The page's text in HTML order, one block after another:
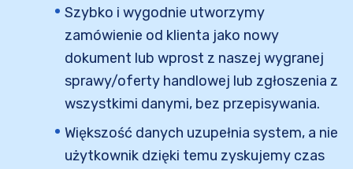
Szybko i wygodnie utworzymy
zamówienie od klienta jako nowy
dokument lub wprost z naszej wygranej
sprawy/oferty handlowej lub zgłoszenia z
wszystkimi danymi, bez przepisywania.
Większość danych uzupełnia system, a nie
użytkownik dzięki temu zyskujemy czas